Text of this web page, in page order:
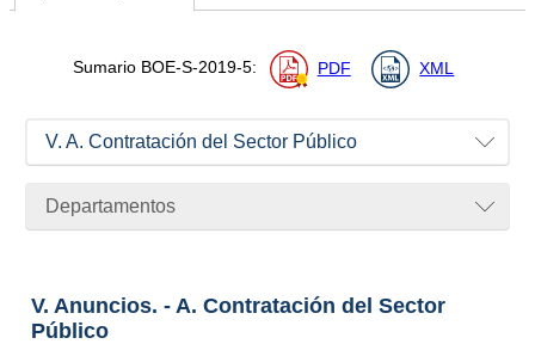
Sumario BOE-S-2019-5: PDF XML
V. A. Contratación del Sector Público
Departamentos
V. Anuncios. - A. Contratación del Sector
Público